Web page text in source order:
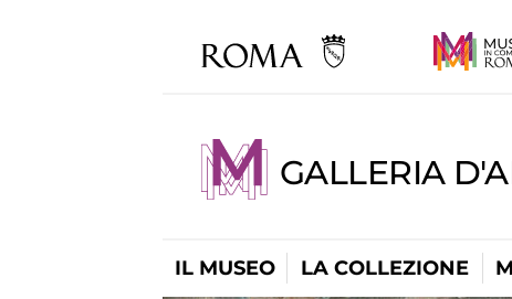
GALLERIA
IL MUSEO LA COLLEZIONE